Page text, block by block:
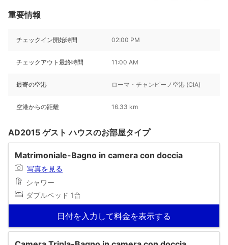
重要情報
チェックイン開始時間 02:00 PM
チェックアウト最終時間 11:00 AM
最寄の空港 ローマ・チャンピーノ空港 (CIA)
空港からの距離 16.33 km
AD2015 ゲスト ハウスのお部屋タイプ
Matrimoniale-Bagno in camera con doccia
写真を見る
シャワー
ダブルベッド 1台
日付を入力して料金を表示する